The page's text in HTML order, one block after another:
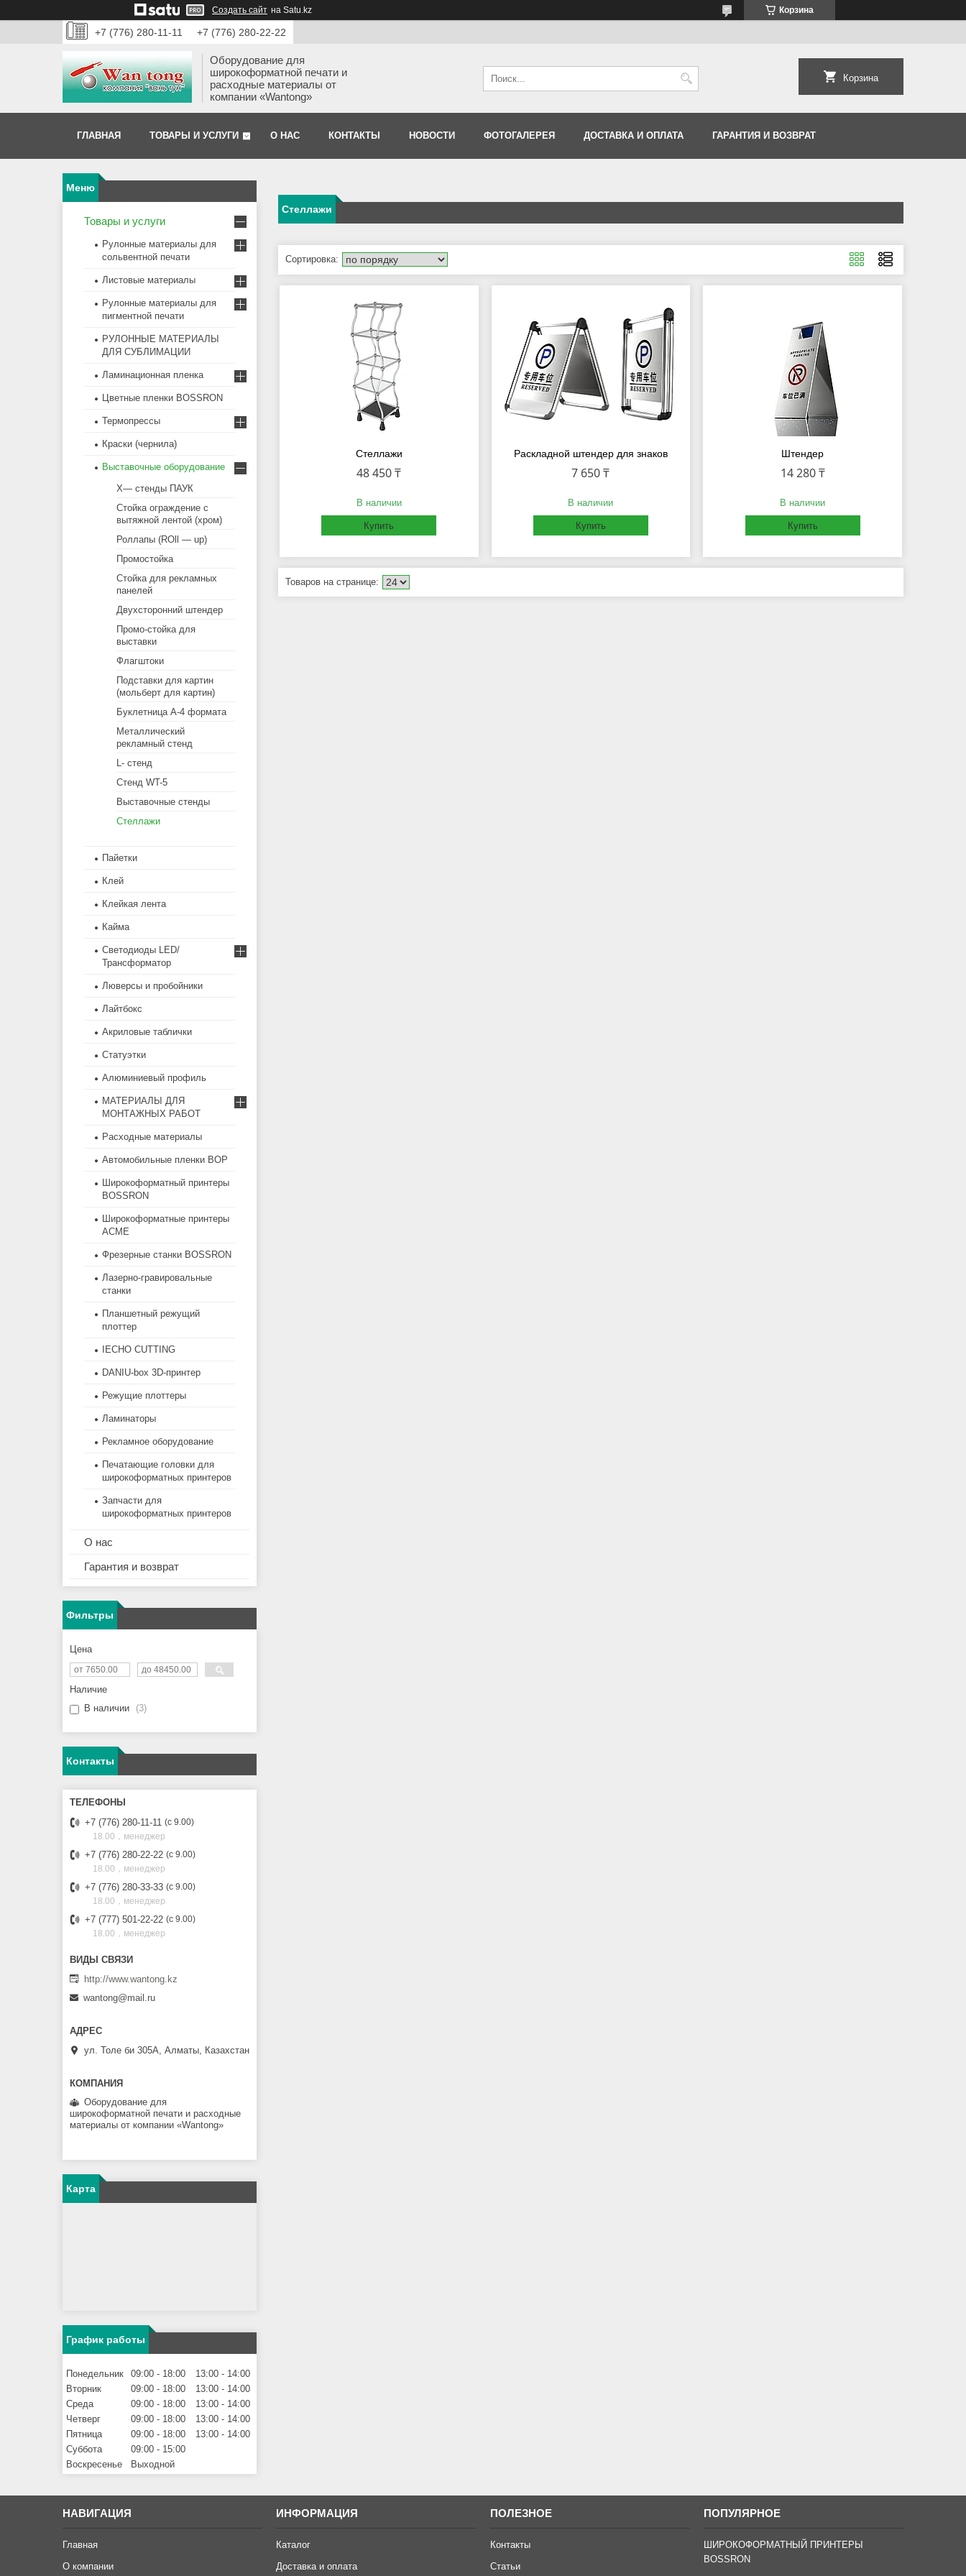
Создать сайт на Satu.kz Корзина
+7 (776) 280-11-11 +7 (776) 280-22-22
Оборудование для
широкоформатной печати и
расходные материалы от
компании «Wantong»
Корзина
ГЛАВНАЯ ТОВАРЫ И УСЛУГИ О НАС КОНТАКТЫ НОВОСТИ ФОТОГАЛЕРЕЯ ДОСТАВКА И ОПЛАТА ГАРАНТИЯ И ВОЗВРАТ
Cтеллажи
Cтеллажи
48 450 ₸
В наличии
Купить
Раскладной штендер для знаков
7 650 ₸
В наличии
Купить
Штендер
14 280 ₸
В наличии
Купить
Товары и услуги
Рулонные материалы для
сольвентной печати
Листовые материалы
Рулонные материалы для
пигментной печати
РУЛОННЫЕ МАТЕРИАЛЫ
ДЛЯ СУБЛИМАЦИИ
Ламинационная пленка
Цветные пленки BOSSRON
Термопрессы
Краски (чернила)
Выставочные оборудование
Х— стенды ПАУК
Стойка ограждение с
вытяжной лентой (хром)
Роллапы (ROll — up)
Промостойка
Стойка для рекламных
панелей
Двухсторонний штендер
Промо-стойка для
выставки
Флагштоки
Подставки для картин
(мольберт для картин)
Буклетница А-4 формата
Металлический
рекламный стенд
L- стенд
Стенд WT-5
Выставочные стенды
Cтеллажи
Пайетки
Клей
Клейкая лента
Кайма
Светодиоды LED/
Трансформатор
Люверсы и пробойники
Лайтбокс
Акриловые таблички
Статуэтки
Алюминиевый профиль
МАТЕРИАЛЫ ДЛЯ
МОНТАЖНЫХ РАБОТ
Расходные материалы
Автомобильные пленки BOP
Широкоформатный принтеры
BOSSRON
Широкоформатные принтеры
ACME
Фрезерные станки BOSSRON
Лазерно-гравировальные
станки
Планшетный режущий
плоттер
IECHO CUTTING
DANIU-box 3D-принтер
Режущие плоттеры
Ламинаторы
Рекламное оборудование
Печатающие головки для
широкоформатных принтеров
Запчасти для
широкоформатных принтеров
О нас
Гарантия и возврат
Фильтры
Цена
Наличие
В наличии
3
Контакты
+7 (776) 280-11-11 с 9.00
18.00，менеджер
+7 (776) 280-22-22 с 9.00
18.00，менеджер
+7 (776) 280-33-33 с 9.00
18.00，менеджер
+7 (777) 501-22-22 с 9.00
18.00，менеджер
http://www.wantong.kz
wantong@mail.ru
ул. Толе би 305А, Алматы, Казахстан
Оборудование для
широкоформатной печати и расходные
материалы от компании «Wantong»
Карта
График работы
Понедельник 09:00 18:00 13:00
14:00
Вторник
09:00 18:00 13:00
14:00
Среда
09:00 18:00 13:00
14:00
Четверг
09:00 18:00 13:00
14:00
Пятница
09:00 18:00 13:00
14:00
Суббота
09:00
15:00
Воскресенье
Выходной
НАВИГАЦИЯ
Главная
О компании
ИНФОРМАЦИЯ
Каталог
Доставка и оплата
ПОЛЕЗНОЕ
Контакты
Статьи
ПОПУЛЯРНОЕ
ШИРОКОФОРМАТНЫЙ ПРИНТЕРЫ
BOSSRON